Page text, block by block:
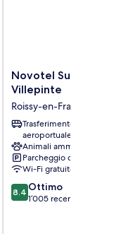
Novotel
Suites
CDG
Airport
Villepinte
Roissy-
en-
France
Novotel Suites
Villepinte
Roissy-en-France
Trasferimento
aeroportuale
Animali ammessi
Parcheggio disponibile
Wi-Fi gratuito
8.4
su
8.4 Ottimo
1’005 recensioni